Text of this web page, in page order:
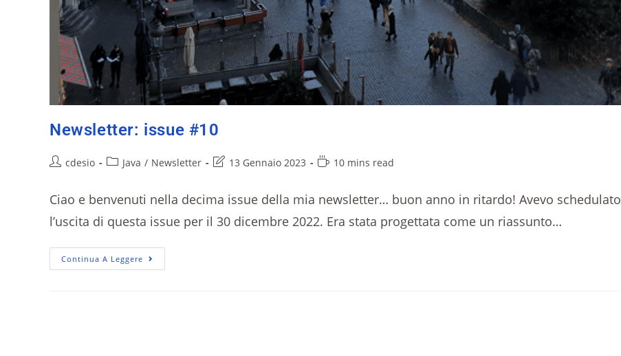
Newsletter: issue #10
cdesio Java / Newsletter 13 Gennaio 2023 10 mins read
Ciao e benvenuti nella decima issue della mia newsletter… buon anno in ritardo! Avevo schedulato
l’uscita di questa issue per il 30 dicembre 2022. Era stata progettata come un riassunto…
Continua A Leggere